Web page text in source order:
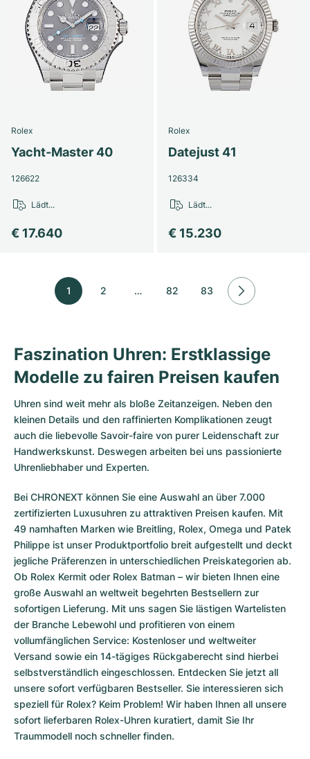
Rolex
Yacht-Master 40
126622
€ 17.640
Lädt...
Rolex
Datejust 41
126334
€ 15.230
Lädt...
1 2 … 82 83
Faszination Uhren: Erstklassige
Modelle zu fairen Preisen kaufen
Uhren sind weit mehr als bloße Zeitanzeigen. Neben den
kleinen Details und den raffinierten Komplikationen zeugt
auch die liebevolle Savoir-faire von purer Leidenschaft zur
Handwerkskunst. Deswegen arbeiten bei uns passionierte
Uhrenliebhaber und Experten.
Bei CHRONEXT können Sie eine Auswahl an über 7.000
zertifizierten Luxusuhren zu attraktiven Preisen kaufen. Mit
49 namhaften Marken wie Breitling, Rolex, Omega und Patek
Philippe ist unser Produktportfolio breit aufgestellt und deckt
jegliche Präferenzen in unterschiedlichen Preiskategorien ab.
Ob Rolex Kermit oder Rolex Batman – wir bieten Ihnen eine
große Auswahl an weltweit begehrten Bestsellern zur
sofortigen Lieferung. Mit uns sagen Sie lästigen Wartelisten
der Branche Lebewohl und profitieren von einem
vollumfänglichen Service: Kostenloser und weltweiter
Versand sowie ein 14-tägiges Rückgaberecht sind hierbei
selbstverständlich eingeschlossen. Entdecken Sie jetzt all
unsere sofort verfügbaren Bestseller. Sie interessieren sich
speziell für Rolex? Keim Problem! Wir haben Ihnen all unsere
sofort lieferbaren Rolex-Uhren kuratiert, damit Sie Ihr
Traummodell noch schneller finden.